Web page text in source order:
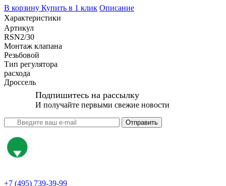
В корзину Купить в 1 клик Описание
Характеристики
Артикул
RSN2/30
Монтаж клапана
Резьбовой
Тип регулятора
расхода
Дроссель
Подпишитесь на рассылку
И получайте первыми свежие новости
Отправить
+7 (495) 739-39-99